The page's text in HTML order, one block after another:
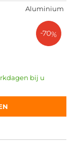
Aluminium
-70%
bij u